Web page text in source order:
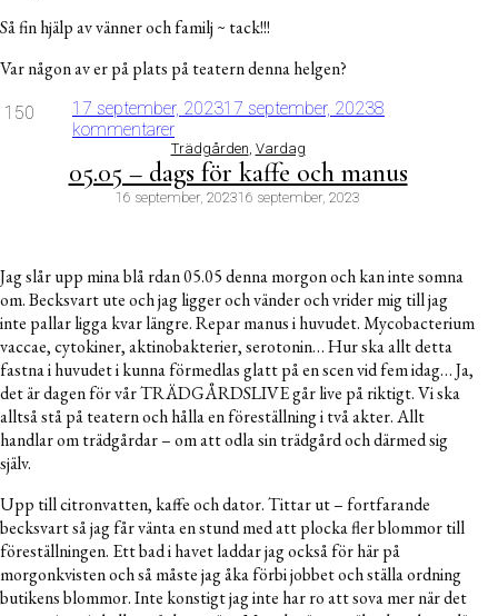
Så fin hjälp av vänner och familj ~ tack!!!
Var någon av er på plats på teatern denna helgen?
150 17 september, 202317 september, 20238
kommentarer
Trädgården, Vardag
05.05 – dags för kaffe och manus
16 september, 202316 september, 2023
Jag slår upp mina blå rdan 05.05 denna morgon och kan inte somna
om. Becksvart ute och jag ligger och vänder och vrider mig till jag
inte pallar ligga kvar längre. Repar manus i huvudet. Mycobacterium
vaccae, cytokiner, aktinobakterier, serotonin… Hur ska allt detta
fastna i huvudet i kunna förmedlas glatt på en scen vid fem idag… Ja,
det är dagen för vår TRÄDGÅRDSLIVE går live på riktigt. Vi ska
alltså stå på teatern och hålla en föreställning i två akter. Allt
handlar om trädgårdar – om att odla sin trädgård och därmed sig
själv.
Upp till citronvatten, kaffe och dator. Tittar ut – fortfarande
becksvart så jag får vänta en stund med att plocka fler blommor till
föreställningen. Ett bad i havet laddar jag också för här på
morgonkvisten och så måste jag åka förbi jobbet och ställa ordning
butikens blommor. Inte konstigt jag inte har ro att sova mer när det